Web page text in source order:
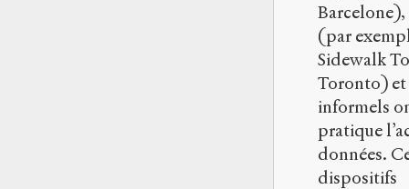
(par
Sidewalk
Toronto) et
informels
pratique
données.
dispositifs